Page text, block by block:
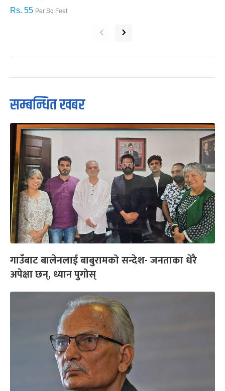
Rs. 55 Per Sq.Feet
‹ ›
सम्बन्धित खबर
गाउँबाट बालेनलाई बाबुरामको सन्देश- जनताका धेरै
अपेक्षा छन्, ध्यान पुगोस्